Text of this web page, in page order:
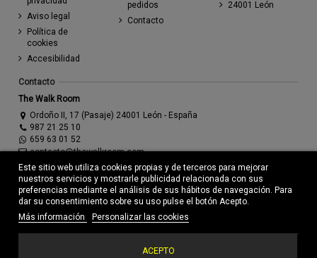
Aviso legal
Política de
cookies
Accesibilidad
pedidos
Contacto
24001 León
Contacto
The Walk Room
Ordoño II, 17 (Pasaje) 24001 León - España
987 21 25 10
659 63 01 52
contacto@thewalkroom.com
Este sitio web utiliza cookies propias y de terceros para mejorar
nuestros servicios y mostrarle publicidad relacionada con sus
preferencias mediante el análisis de sus hábitos de navegación. Para
dar su consentimiento sobre su uso pulse el botón Acepto.
Más información
Personalizar las cookies
ACEPTO